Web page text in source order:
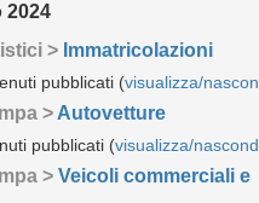
2024
> Immatricolazioni
pubblicati (visualizza/
> Autovetture
pubblicati (visualizza/
> Veicoli commerciali e